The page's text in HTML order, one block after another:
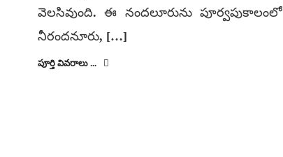
వెలసివుంది. ఈ నందలూరును పూర్వపుకాలంలో
నీరందనూరు, […]
పూర్తి వివరాలు ...